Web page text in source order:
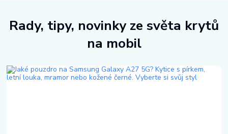
Rady, tipy, novinky ze světa krytů
na mobil